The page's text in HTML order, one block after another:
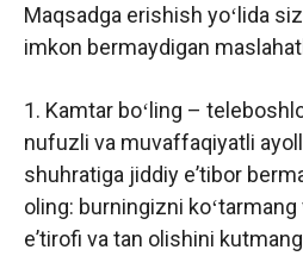
Maqsadga erishish yoʻlida
imkon bermaydigan
1. Kamtar boʻling –
nufuzli va muvaffaqiyatli
shuhratiga jiddiy eʼtibor
oling: burningizni
eʼtirofi va tan olishini